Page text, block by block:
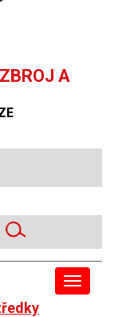
A
Toggle